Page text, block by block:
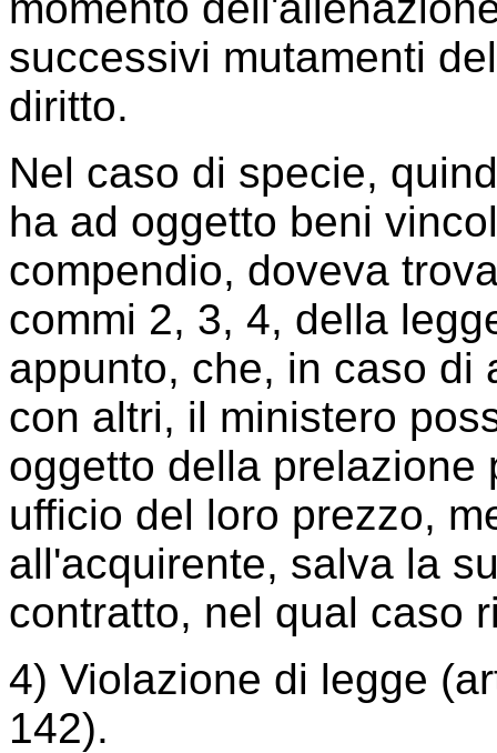
successivi mutamenti
diritto.
Nel caso di specie,
ha ad oggetto beni
compendio, doveva
commi 2, 3, 4, della
appunto, che, in caso di
con altri, il ministero
oggetto della prelazione
ufficio del loro prezzo,
all'acquirente, salva la
contratto, nel qual caso
4) Violazione di legge
142).